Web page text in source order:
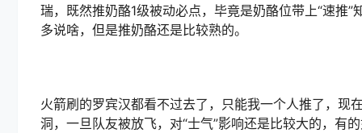
瑞，既然推奶酪1级被动必点，毕竟是奶酪位带上“速推
多说啥，但是推奶酪还是比较熟的。
火箭刷的罗宾汉都看不过去了，只能我一个人推了，现
洞，一旦队友被放飞，对“士气”影响还是比较大的，有